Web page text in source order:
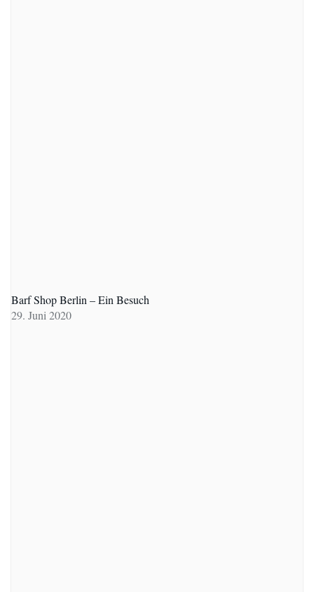
Barf Shop Berlin – Ein Besuch
29. Juni 2020